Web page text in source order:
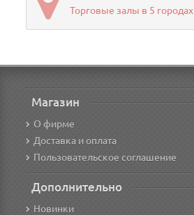
Торговые залы в 5 городах
Магазин
О фирме
Доставка и оплата
Пользовательское соглашение
Дополнительно
Новинки